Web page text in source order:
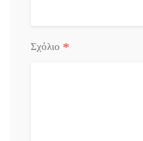
Σχόλιο *